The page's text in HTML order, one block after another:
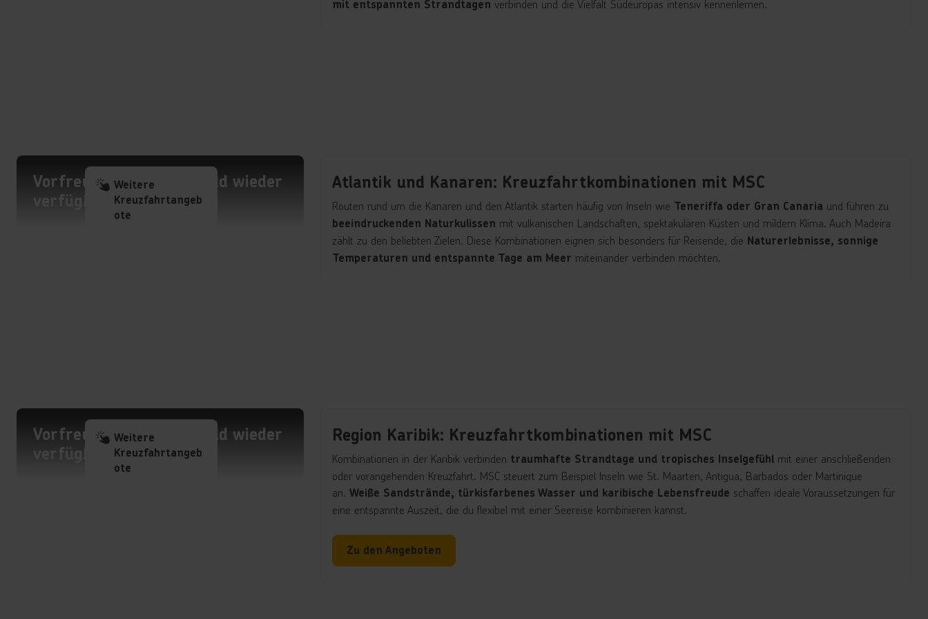
mit entspannten Strandtagen verbinden und die Vielfalt Südeuropas intensiv kennenlernen.
Vorfreude lohnt sich: Bald wieder
verfügbar
Weitere
Kreuzfahrtangeb
ote
Atlantik und Kanaren: Kreuzfahrtkombinationen mit MSC
Routen rund um die Kanaren und den Atlantik starten häufig von Inseln wie Teneriffa oder Gran Canaria und führen zu
beeindruckenden Naturkulissen mit vulkanischen Landschaften, spektakulären Küsten und mildem Klima. Auch Madeira
zählt zu den beliebten Zielen. Diese Kombinationen eignen sich besonders für Reisende, die Naturerlebnisse, sonnige
Temperaturen und entspannte Tage am Meer miteinander verbinden möchten.
Vorfreude lohnt sich: Bald wieder
verfügbar
Weitere
Kreuzfahrtangeb
ote
Region Karibik: Kreuzfahrtkombinationen mit MSC
Kombinationen in der Karibik verbinden traumhafte Strandtage und tropisches Inselgefühlmit einer anschließenden
oder vorangehenden Kreuzfahrt. MSC steuert zum Beispiel Inseln wie St. Maarten, Antigua, Barbados oder Martinique
an. Weiße Sandstrände, türkisfarbenes Wasser und karibische Lebensfreude schaffen ideale Voraussetzungen für
eine entspannte Auszeit, die du flexibel mit einer Seereise kombinieren kannst.
Zu den Angeboten